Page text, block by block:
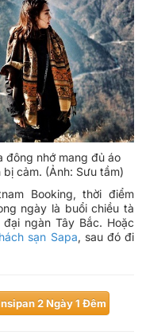
đông nhớ mang đủ áo
cảm. (Ảnh: Sưu tầm)
Booking, thời điểm
ngày là buổi chiều tà
ngàn Tây Bắc. Hoặc
sạn Sapa, sau đó đi
2 Ngày 1 Đêm